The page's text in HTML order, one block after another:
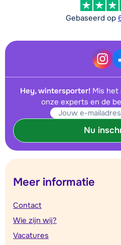
Gebaseerd op
Hey, wintersporter! Mis het
onze experts en de
Nu
Meer informatie
Contact
Wie zijn wij?
Vacatures